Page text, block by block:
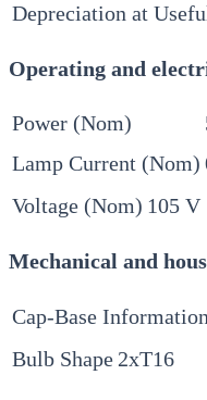
Depreciation at
Operating and
Power (Nom)
Lamp Current (Nom)
Voltage (Nom) 105 V
Mechanical and
Cap-Base Information
Bulb Shape 2xT16